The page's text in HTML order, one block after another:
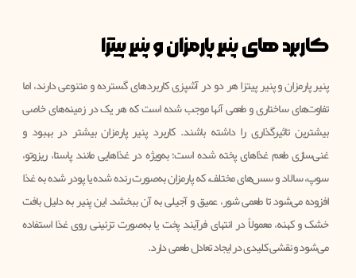
کاربرد های پنیر پارمزان و پنیر پیتزا
پنیر پارمزان و پنیر پیتزا هر دو در آشپزی کاربردهای گسترده و متنوعی دارند، اما
تفاوت‌های ساختاری و طعمی آنها موجب شده است که هر یک در زمینه‌های خاصی
بیشترین تاثیرگذاری را داشته باشند. کاربرد پنیر پارمزان بیشتر در بهبود و
غنی‌سازی طعم غذاهای پخته شده است؛ به‌ویژه در غذاهایی مانند پاستا، ریزوتو،
سوپ، سالاد و سس‌های مختلف، که پارمزان به‌صورت رنده شده یا پودر شده به غذا
افزوده می‌شود تا طعمی شور، عمیق و آجیلی به آن ببخشد. این پنیر به دلیل بافت
خشک و کهنه، معمولاً در انتهای فرآیند پخت یا به‌صورت تزئینی روی غذا استفاده
می‌شود و نقشی کلیدی در ایجاد تعادل طعمی دارد.